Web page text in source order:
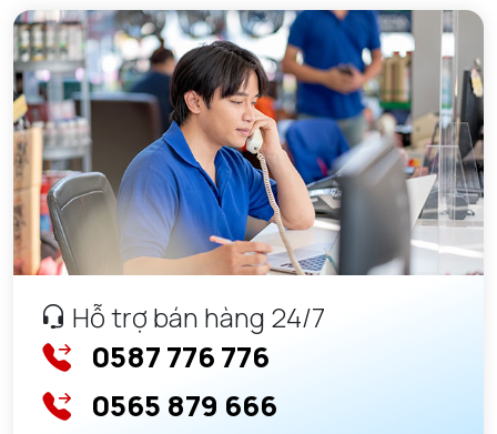
Hỗ trợ bán hàng 24/7
0587 776 776
0565 879 666